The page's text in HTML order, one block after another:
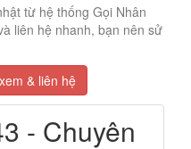
từ hệ thống Gọi Nhân
liên hệ nhanh, bạn nên sử
& liên hệ
- Chuyên